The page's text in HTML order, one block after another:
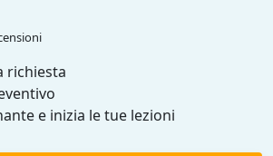
richiesta
e inizia le tue lezioni